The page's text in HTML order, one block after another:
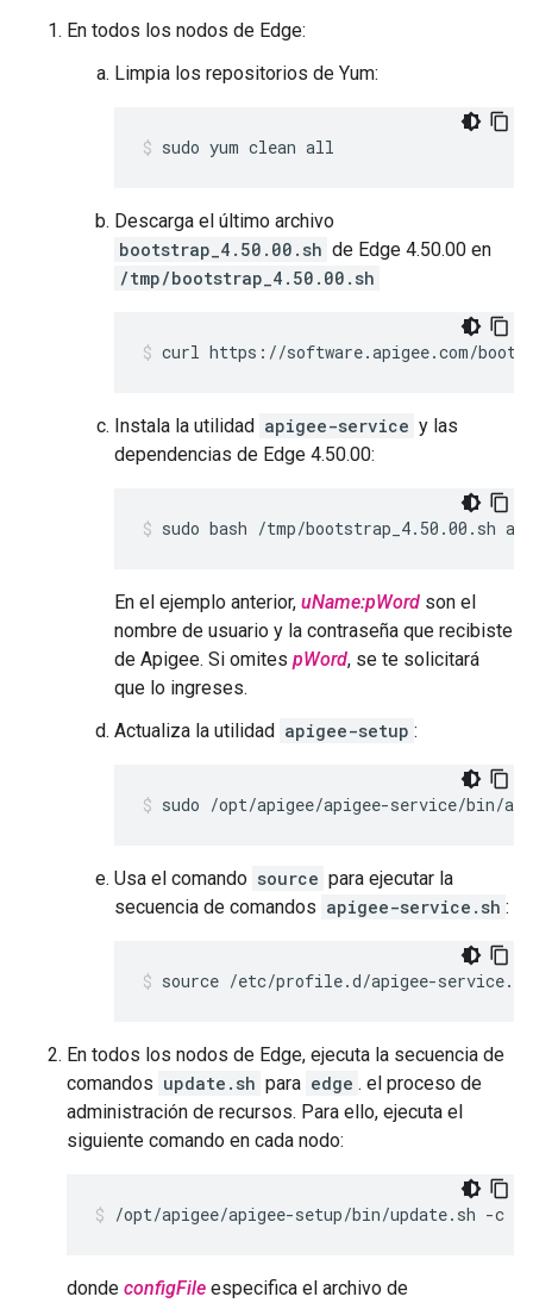
En todos los nodos de Edge:
Limpia los repositorios de Yum:
sudo yum clean all
Descarga el último archivo
bootstrap_4.50.00.sh de Edge 4.50.00 en
/tmp/bootstrap_4.50.00.sh
curl https://software.apigee.com/
Instala la utilidad apigee-service y las
dependencias de Edge 4.50.00:
sudo bash /tmp/bootstrap_4.50.00.sh
En el ejemplo anterior, uName:pWord son el
nombre de usuario y la contraseña que recibiste
de Apigee. Si omites pWord, se te solicitará
que lo ingreses.
Actualiza la utilidad apigee-setup :
sudo /opt/apigee/apigee-service/bin/
Usa el comando source para ejecutar la
secuencia de comandos apigee-service.sh :
source /etc/profile.d/apigee-service.sh
En todos los nodos de Edge, ejecuta la secuencia de
comandos update.sh para edge . el proceso de
administración de recursos. Para ello, ejecuta el
siguiente comando en cada nodo:
/opt/apigee/apigee-setup/bin/update.sh -c
donde configFile especifica el archivo de